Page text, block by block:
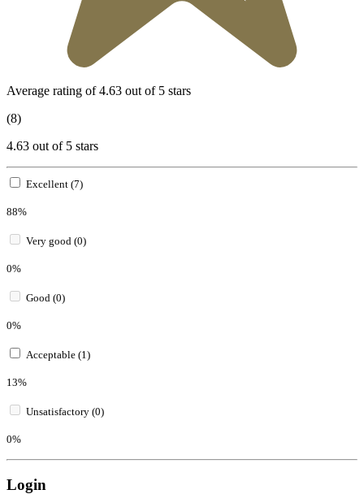
Average rating of 4.63 out of 5 stars
(8)
4.63 out of 5 stars
Excellent (7)
88%
Very good (0)
0%
Good (0)
0%
Acceptable (1)
13%
Unsatisfactory (0)
0%
Login